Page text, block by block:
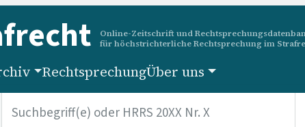
Online-Zeitschrift und
für höchstrichterliche Rechtsprechung im
RechtsprechungÜber uns